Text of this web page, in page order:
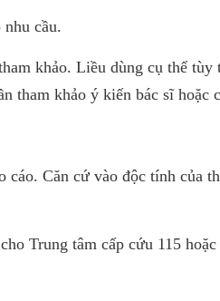
cầu.
khảo. Liều dùng cụ thể tùy
tham khảo ý kiến bác sĩ hoặc
Căn cứ vào độc tính của
Trung tâm cấp cứu 115